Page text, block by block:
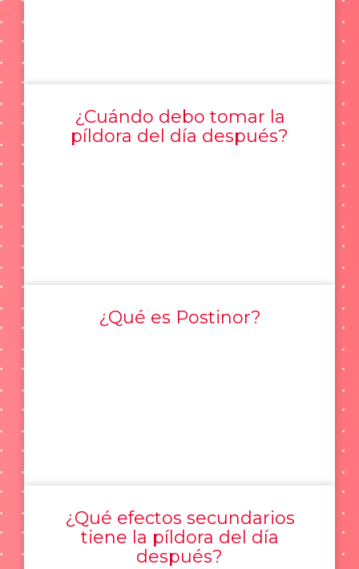
¿Cuándo debo tomar la
píldora del día después?
¿Qué es Postinor?
¿Qué efectos secundarios
tiene la píldora del día
después?